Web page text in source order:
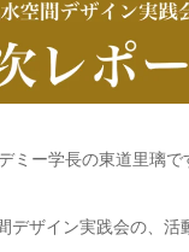
ミー学長の東道里璃で
デザイン実践会の、活